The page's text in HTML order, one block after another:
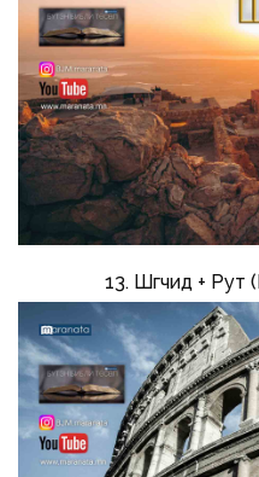
13. Шүүгчид +